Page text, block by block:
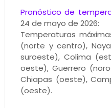
Pronóstico de
24 de mayo de 2026:
Temperaturas
(norte y centro),
suroeste), Colima
oeste), Guerrero
Chiapas (oeste),
(oeste).